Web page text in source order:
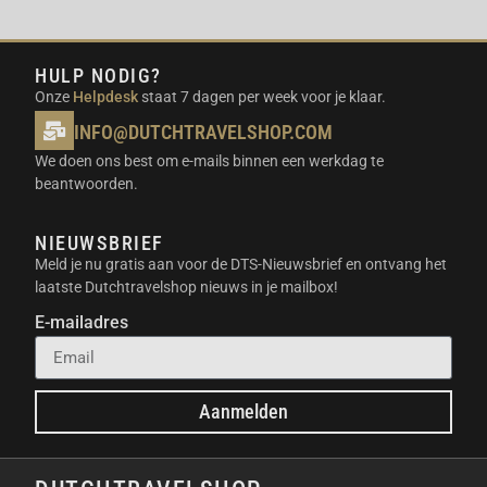
verbruikspatroon en de actuele energieprijzen.
Hierdoor laadt de batterij automatisch op wanneer
de stroom goedkoop is. Je verbruikt de opgeslagen
energie vervolgens op momenten dat de tarieven het
hoogst zijn.
EN WIFI
In tegenstelling tot veel andere systemen beschikt
deze versie over een LAN-poort. Dit zorgt voor een
razendsnelle en stabiele verbinding met jouw
thuisnetwerk. Je ervaart hierdoor geen signaalverlies
en hebt altijd real-time inzicht in jouw verbruik.
UNIEKE EIGENSCHAPPEN
HULP NODIG?
Onze Helpdesk staat 7 dagen per week voor je klaar.
INFO@DUTCHTRAVELSHOP.COM
We doen ons best om e-mails binnen een werkdag te
beantwoorden.
NIEUWSBRIEF
Meld je nu gratis aan voor de DTS-Nieuwsbrief en ontvang het
laatste Dutchtravelshop nieuws in je mailbox!
E-mailadres
Aanmelden